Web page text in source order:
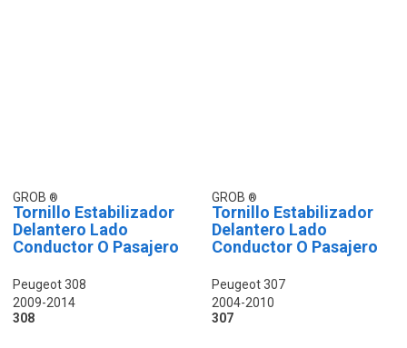
GROB
Tornillo Estabilizador
Delantero Lado
Conductor O Pasajero
Peugeot 308
2009-2014
308
GROB
Tornillo Estabilizador
Delantero Lado
Conductor O Pasajero
Peugeot 307
2004-2010
307